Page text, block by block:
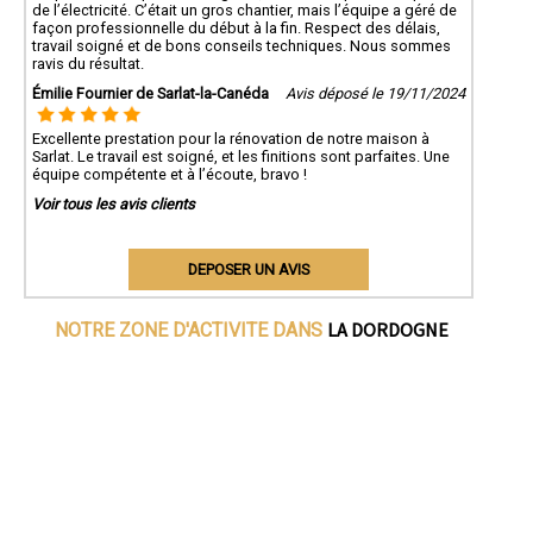
de l’électricité. C’était un gros chantier, mais l’équipe a géré de
façon professionnelle du début à la fin. Respect des délais,
travail soigné et de bons conseils techniques. Nous sommes
ravis du résultat.
Émilie Fournier de Sarlat-la-Canéda
Avis déposé le 19/11/2024
Excellente prestation pour la rénovation de notre maison à
Sarlat. Le travail est soigné, et les finitions sont parfaites. Une
équipe compétente et à l’écoute, bravo !
Voir tous les avis clients
DEPOSER UN AVIS
NOTRE ZONE D'ACTIVITE DANS LA DORDOGNE